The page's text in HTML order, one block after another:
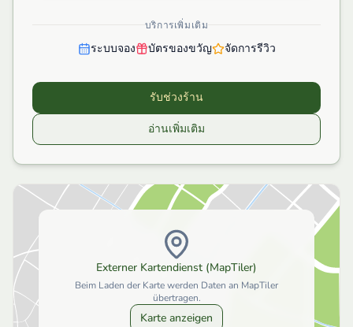
บริการเพิ่มเติม
ระบบจอง บัตรของขวัญ จัดการรีวิว
รับช่วงร้าน
อ่านเพิ่มเติม
Externer Kartendienst (MapTiler)
Beim Laden der Karte werden Daten an MapTiler
übertragen.
Karte anzeigen